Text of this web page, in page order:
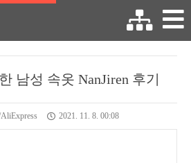
남성 속옷 NanJiren 후기
2021. 11. 8. 00:08